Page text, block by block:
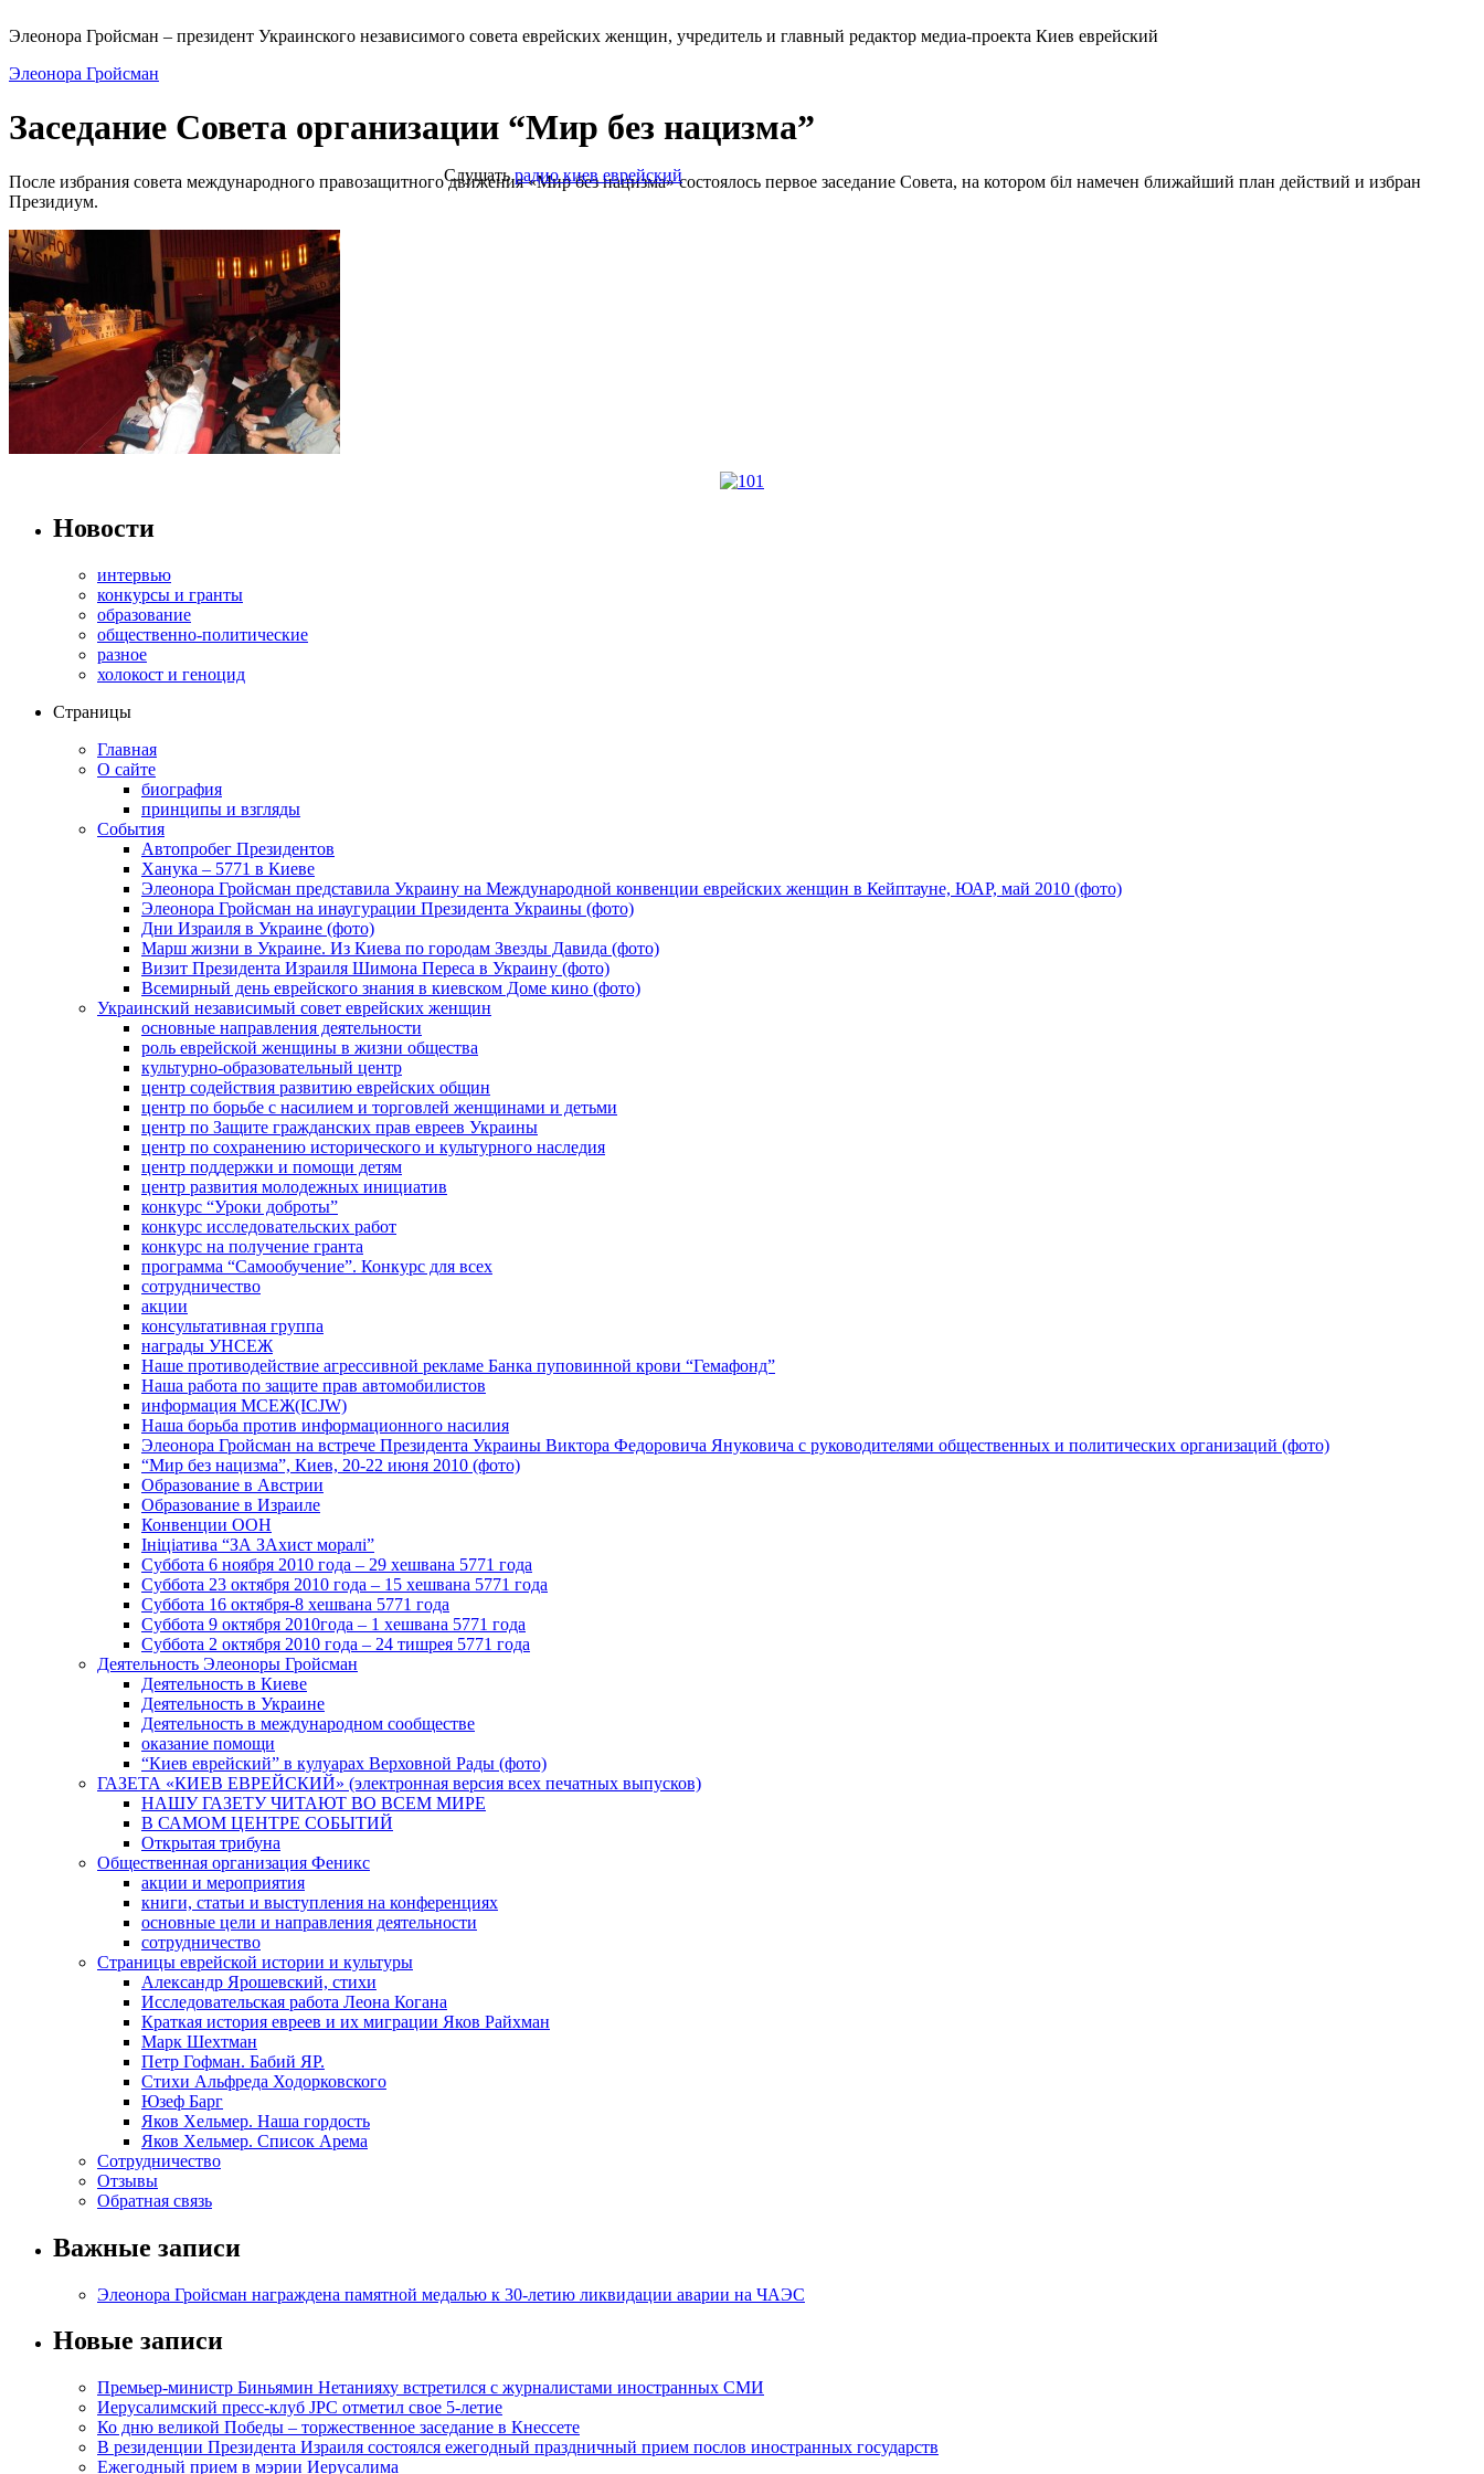
Элеонора Гройсман – президент Украинского независимого совета еврейских женщин, учредитель и главный редактор медиа-проекта Киев еврейский
Элеонора Гройсман
Слушатьрадио киев еврейский
Заседание Совета организации “Мир без нацизма”
После избрания совета международного правозащитного движения «Мир без нацизма» состоялось первое заседание Совета, на котором біл намечен ближайший план действий и избран
Президиум.
Новости
интервью
конкурсы и гранты
образование
общественно-политические
разное
холокост и геноцид
Страницы
Главная
О сайте
биография
принципы и взгляды
События
Автопробег Президентов
Ханука – 5771 в Киеве
Элеонора Гройсман представила Украину на Международной конвенции еврейских женщин в Кейптауне, ЮАР, май 2010 (фото)
Элеонора Гройсман на инаугурации Президента Украины (фото)
Дни Израиля в Украине (фото)
Марш жизни в Украине. Из Киева по городам Звезды Давида (фото)
Визит Президента Израиля Шимона Переса в Украину (фото)
Всемирный день еврейского знания в киевском Доме кино (фото)
Украинский независимый совет еврейских женщин
основные направления деятельности
роль еврейской женщины в жизни общества
культурно-образовательный центр
центр содействия развитию еврейских общин
центр по борьбе с насилием и торговлей женщинами и детьми
центр по Защите гражданских прав евреев Украины
центр по сохранению исторического и культурного наследия
центр поддержки и помощи детям
центр развития молодежных инициатив
конкурс “Уроки доброты”
конкурс исследовательских работ
конкурс на получение гранта
программа “Самообучение”. Конкурс для всех
сотрудничество
акции
консультативная группа
награды УНСЕЖ
Наше противодействие агрессивной рекламе Банка пуповинной крови “Гемафонд”
Наша работа по защите прав автомобилистов
информация МСЕЖ(ICJW)
Наша борьба против информационного насилия
Элеонора Гройсман на встрече Президента Украины Виктора Федоровича Януковича с руководителями общественных и политических организаций (фото)
“Мир без нацизма”, Киев, 20-22 июня 2010 (фото)
Образование в Австрии
Образование в Израиле
Конвенции ООН
Ініціатива “ЗА ЗАхист моралі”
Суббота 6 ноября 2010 года – 29 хешвана 5771 года
Суббота 23 октября 2010 года – 15 хешвана 5771 года
Суббота 16 октября-8 хешвана 5771 года
Суббота 9 октября 2010года – 1 хешвана 5771 года
Суббота 2 октября 2010 года – 24 тишрея 5771 года
Деятельность Элеоноры Гройсман
Деятельность в Киеве
Деятельность в Украине
Деятельность в международном сообществе
оказание помощи
“Киев еврейский” в кулуарах Верховной Рады (фото)
ГАЗЕТА «КИЕВ ЕВРЕЙСКИЙ» (электронная версия всех печатных выпусков)
НАШУ ГАЗЕТУ ЧИТАЮТ ВО ВСЕМ МИРЕ
В САМОМ ЦЕНТРЕ СОБЫТИЙ
Открытая трибуна
Общественная организация Феникс
акции и мероприятия
книги, статьи и выступления на конференциях
основные цели и направления деятельности
сотрудничество
Страницы еврейской истории и культуры
Александр Ярошевский, стихи
Исследовательская работа Леона Когана
Краткая история евреев и их миграции Яков Райхман
Марк Шехтман
Петр Гофман. Бабий ЯР.
Стихи Альфреда Ходорковского
Юзеф Барг
Яков Хельмер. Наша гордость
Яков Хельмер. Список Арема
Сотрудничество
Отзывы
Обратная связь
Важные записи
Элеонора Гройсман награждена памятной медалью к 30-летию ликвидации аварии на ЧАЭС
Новые записи
Премьер-министр Биньямин Нетанияху встретился с журналистами иностранных СМИ
Иерусалимский пресс-клуб JPC отметил свое 5-летие
Ко дню великой Победы – торжественное заседание в Кнессете
В резиденции Президента Израиля состоялся ежегодный праздничный прием послов иностранных государств
Ежегодный прием в мэрии Иерусалима